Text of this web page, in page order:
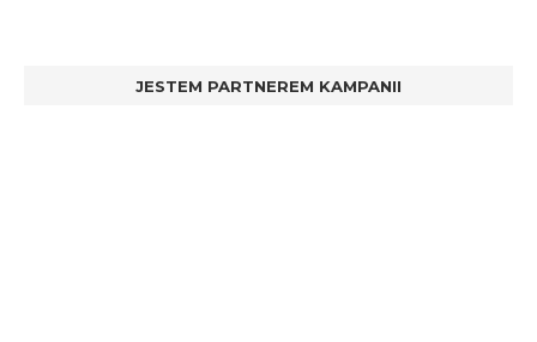
JESTEM PARTNEREM KAMPANII